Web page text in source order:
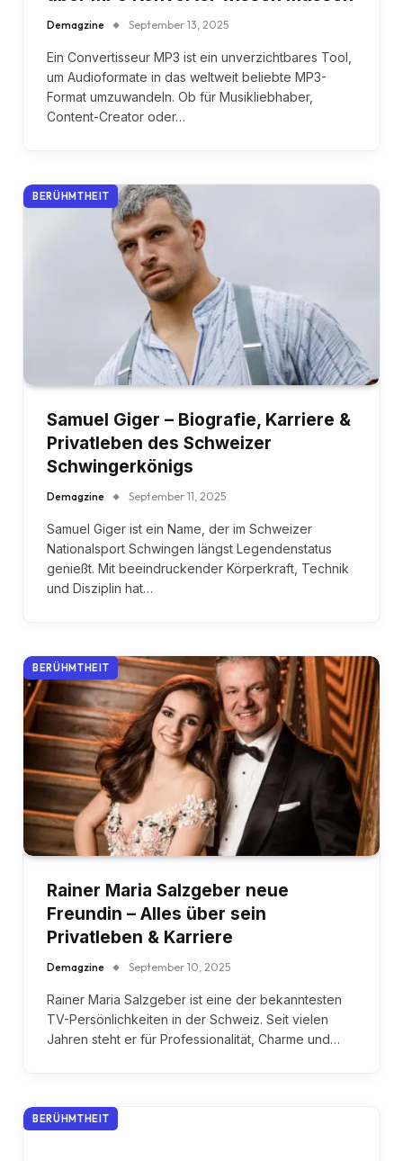
Demagzine September 13, 2025
Ein Convertisseur MP3 ist ein unverzichtbares Tool,
um Audioformate in das weltweit beliebte MP3-
Format umzuwandeln. Ob für Musikliebhaber,
Content-Creator oder…
BERÜHMTHEIT
Samuel Giger – Biografie, Karriere &
Privatleben des Schweizer
Schwingerkönigs
Demagzine September 11, 2025
Samuel Giger ist ein Name, der im Schweizer
Nationalsport Schwingen längst Legendenstatus
genießt. Mit beeindruckender Körperkraft, Technik
und Disziplin hat…
BERÜHMTHEIT
Rainer Maria Salzgeber neue
Freundin – Alles über sein
Privatleben & Karriere
Demagzine September 10, 2025
Rainer Maria Salzgeber ist eine der bekanntesten
TV-Persönlichkeiten in der Schweiz. Seit vielen
Jahren steht er für Professionalität, Charme und…
BERÜHMTHEIT